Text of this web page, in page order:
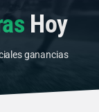
Hoy
ganancias